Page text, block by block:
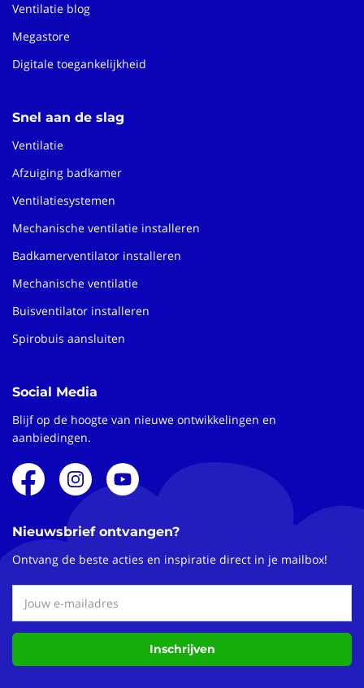
Ventilatie blog
Megastore
Digitale toegankelijkheid
Snel aan de slag
Ventilatie
Afzuiging badkamer
Ventilatiesystemen
Mechanische ventilatie installeren
Badkamerventilator installeren
Mechanische ventilatie
Buisventilator installeren
Spirobuis aansluiten
Social Media
Blijf op de hoogte van nieuwe ontwikkelingen en
aanbiedingen.
Nieuwsbrief ontvangen?
Ontvang de beste acties en inspiratie direct in je mailbox!
Inschrijven